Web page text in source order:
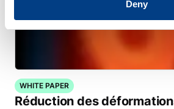
Deny
WHITE PAPER
Réduction des